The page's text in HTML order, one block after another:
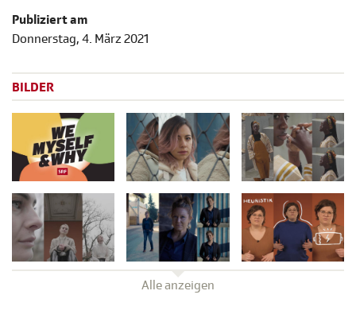
Publiziert am
Donnerstag, 4. März 2021
BILDER
Alle anzeigen